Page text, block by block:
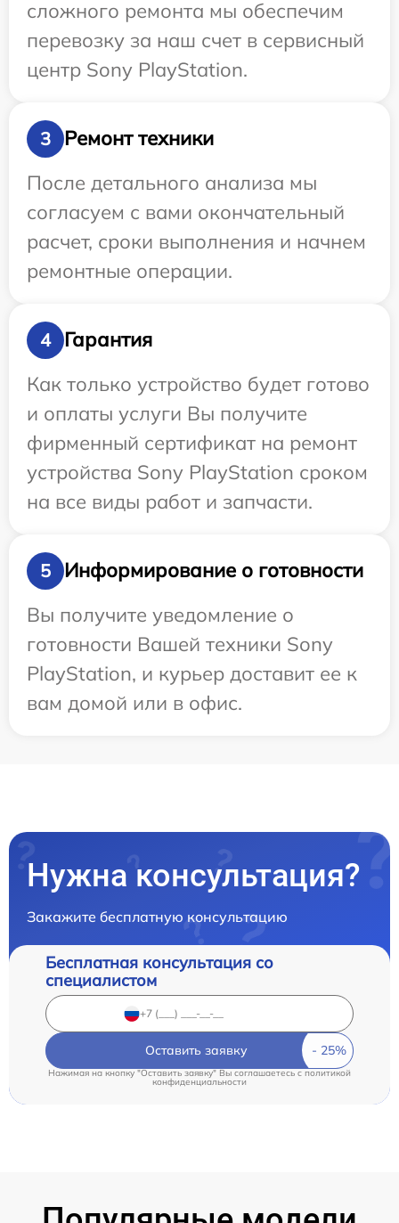
сложного ремонта мы обеспечим
перевозку за наш счет в сервисный
центр Sony PlayStation.
3
Ремонт техники
После детального анализа мы
согласуем с вами окончательный
расчет, сроки выполнения и начнем
ремонтные операции.
4
Гарантия
Как только устройство будет готово
и оплаты услуги Вы получите
фирменный сертификат на ремонт
устройства Sony PlayStation сроком
на все виды работ и запчасти.
5
Информирование о готовности
Вы получите уведомление о
готовности Вашей техники Sony
PlayStation, и курьер доставит ее к
вам домой или в офис.
Нужна консультация?
Закажите бесплатную консультацию
Бесплатная консультация со
специалистом
Оставить заявку
Нажимая на кнопку "Оставить заявку" Вы соглашаетесь cполитикой
конфиденциальности